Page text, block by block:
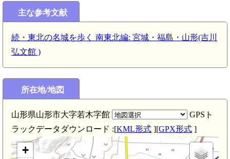
主な参考文献
続・東北の名城を歩く 南東北編: 宮城・福島・山形(吉川
弘文館 )
所在地/地図
山形県山形市大字若木字館
GPSト
ラックデータダウンロード :[KML形式 ][GPX形式 ]
+